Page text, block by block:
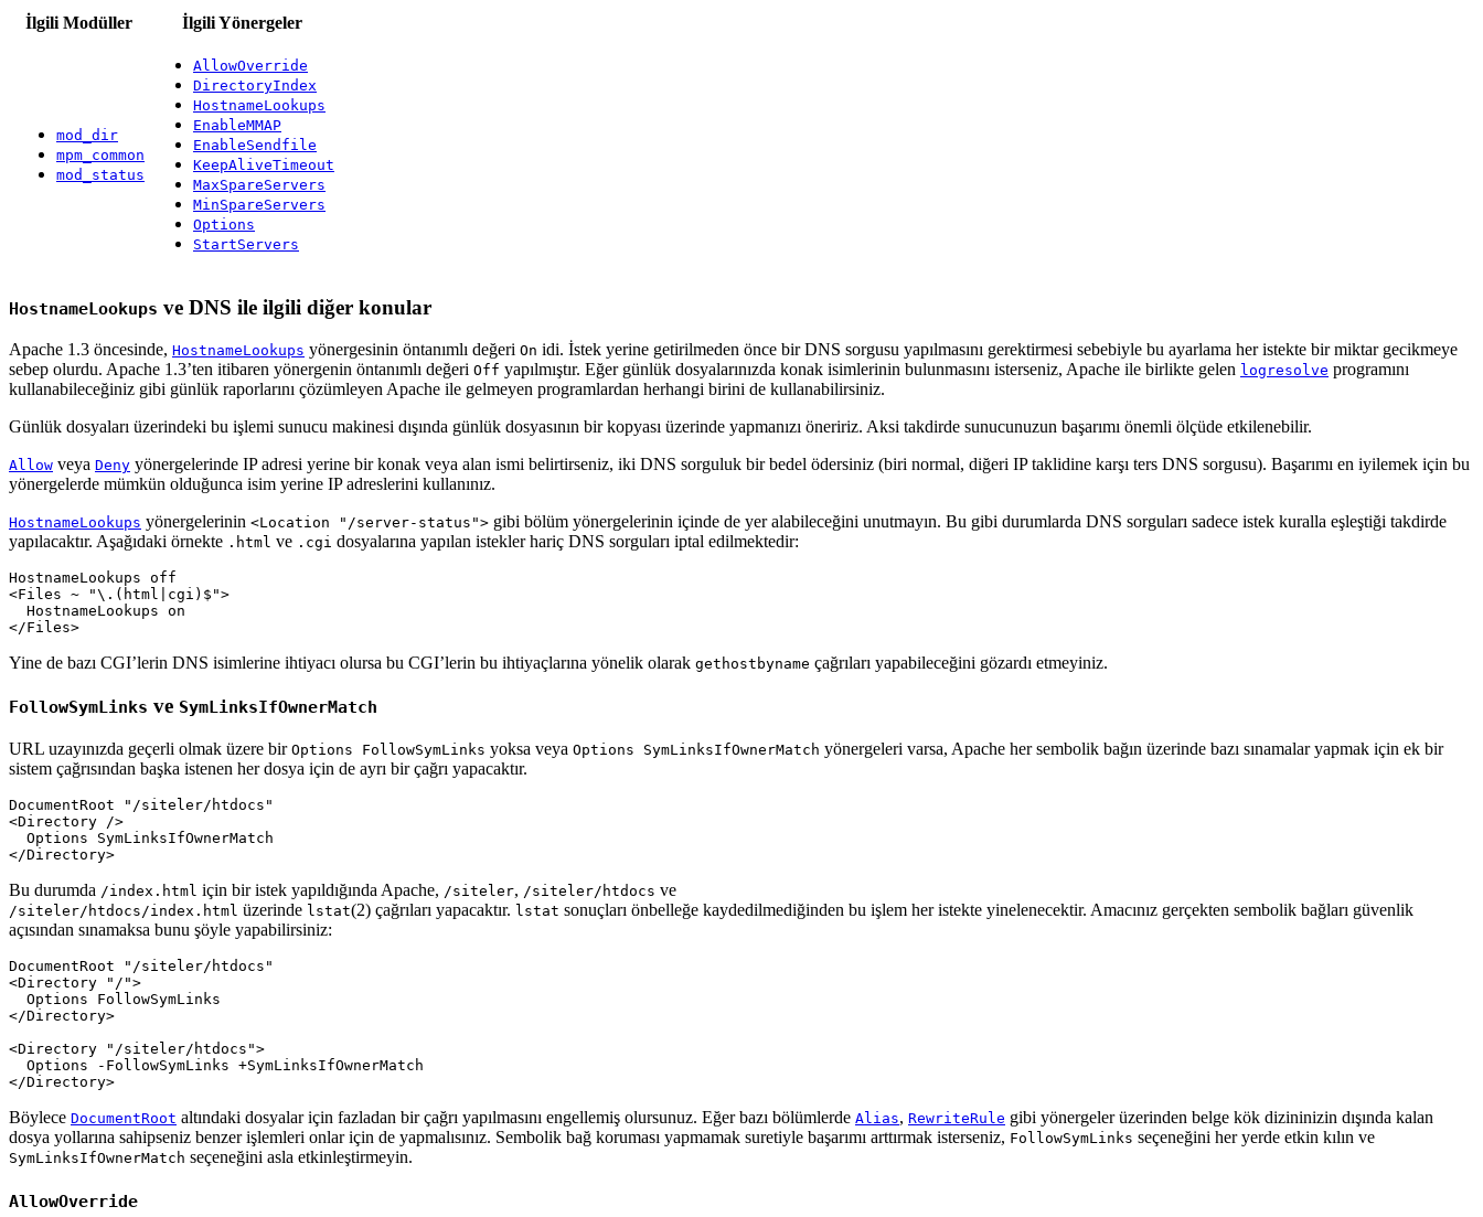
İlgili Modüller İlgili Yönergeler
mod_dir
mpm_common
mod_status
AllowOverride
DirectoryIndex
HostnameLookups
EnableMMAP
EnableSendfile
KeepAliveTimeout
MaxSpareServers
MinSpareServers
Options
StartServers
HostnameLookups ve DNS ile ilgili diğer konular
Apache 1.3 öncesinde, HostnameLookups yönergesinin öntanımlı değeri On idi. İstek yerine getirilmeden önce bir DNS sorgusu yapılmasını gerektirmesi sebebiyle bu ayarlama her istekte bir miktar gecikmeye
sebep olurdu. Apache 1.3’ten itibaren yönergenin öntanımlı değeri Off yapılmıştır. Eğer günlük dosyalarınızda konak isimlerinin bulunmasını isterseniz, Apache ile birlikte gelen logresolve programını
kullanabileceğiniz gibi günlük raporlarını çözümleyen Apache ile gelmeyen programlardan herhangi birini de kullanabilirsiniz.
Günlük dosyaları üzerindeki bu işlemi sunucu makinesi dışında günlük dosyasının bir kopyası üzerinde yapmanızı öneririz. Aksi takdirde sunucunuzun başarımı önemli ölçüde etkilenebilir.
Allow veya Deny yönergelerinde IP adresi yerine bir konak veya alan ismi belirtirseniz, iki DNS sorguluk bir bedel ödersiniz (biri normal, diğeri IP taklidine karşı ters DNS sorgusu). Başarımı en iyilemek için bu
yönergelerde mümkün olduğunca isim yerine IP adreslerini kullanınız.
HostnameLookups yönergelerinin <Location "/server-status"> gibi bölüm yönergelerinin içinde de yer alabileceğini unutmayın. Bu gibi durumlarda DNS sorguları sadece istek kuralla eşleştiği takdirde
yapılacaktır. Aşağıdaki örnekte .html ve .cgi dosyalarına yapılan istekler hariç DNS sorguları iptal edilmektedir:
HostnameLookups
<Files ~ "\.(html|cgi)$">
HostnameLookups
</Files>
Yine de bazı CGI’lerin DNS isimlerine ihtiyacı olursa bu CGI’lerin bu ihtiyaçlarına yönelik olarak gethostbyname çağrıları yapabileceğini gözardı etmeyiniz.
FollowSymLinks ve SymLinksIfOwnerMatch
URL uzayınızda geçerli olmak üzere bir Options FollowSymLinks yoksa veya Options SymLinksIfOwnerMatch yönergeleri varsa, Apache her sembolik bağın üzerinde bazı sınamalar yapmak için ek bir
sistem çağrısından başka istenen her dosya için de ayrı bir çağrı yapacaktır.
DocumentRoot
"/siteler/htdocs"
<Directory
/>
Options
SymLinksIfOwnerMatch
</Directory>
Bu durumda /index.html için bir istek yapıldığında Apache, /siteler, /siteler/htdocs ve
/siteler/htdocs/index.html üzerinde lstat(2) çağrıları yapacaktır. lstat sonuçları önbelleğe kaydedilmediğinden bu işlem her istekte yinelenecektir. Amacınız gerçekten sembolik bağları güvenlik
açısından sınamaksa bunu şöyle yapabilirsiniz:
DocumentRoot
"/siteler/htdocs"
<Directory "/">
Options
FollowSymLinks
</Directory>
<Directory "/siteler/htdocs">
Options
-FollowSymLinks +SymLinksIfOwnerMatch
</Directory>
Böylece DocumentRoot altındaki dosyalar için fazladan bir çağrı yapılmasını engellemiş olursunuz. Eğer bazı bölümlerde Alias, RewriteRule gibi yönergeler üzerinden belge kök dizininizin dışında kalan
dosya yollarına sahipseniz benzer işlemleri onlar için de yapmalısınız. Sembolik bağ koruması yapmamak suretiyle başarımı arttırmak isterseniz, FollowSymLinks seçeneğini her yerde etkin kılın ve
SymLinksIfOwnerMatch seçeneğini asla etkinleştirmeyin.
AllowOverride